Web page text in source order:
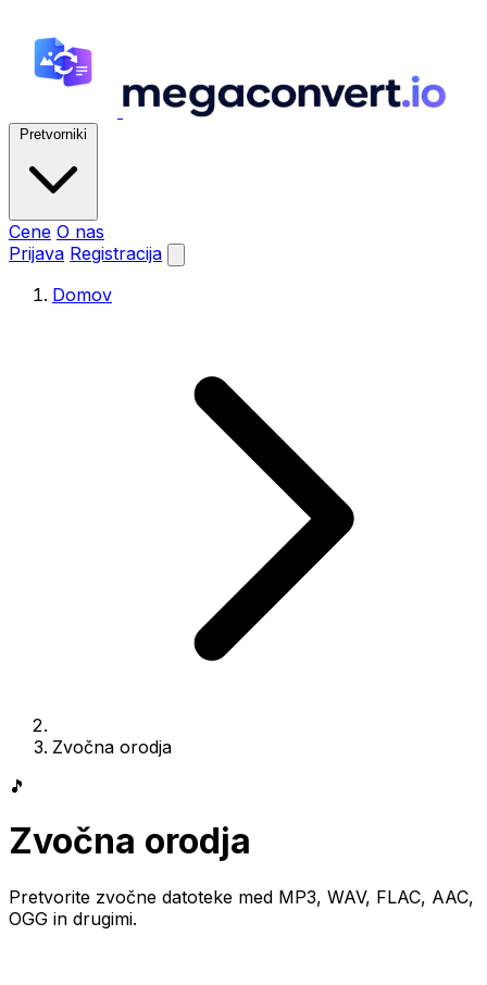
Pretvorniki
Cene O nas
Prijava Registracija
Domov
Zvočna orodja
🎵
Zvočna orodja
Pretvorite zvočne datoteke med MP3, WAV, FLAC, AAC,
OGG in drugimi.